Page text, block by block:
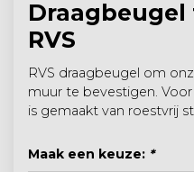
RVS
RVS draagbeugel om
muur te bevestigen.
is gemaakt van roestvrij
Maak een keuze: *